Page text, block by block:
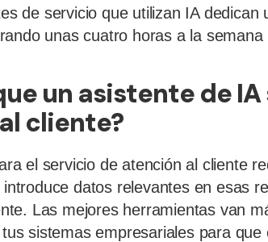
de servicio que utilizan IA
unas cuatro horas a la
un asistente de
cliente?
el servicio de atención al cliente
datos relevantes en esas
Las mejores herramientas van
sistemas empresariales para